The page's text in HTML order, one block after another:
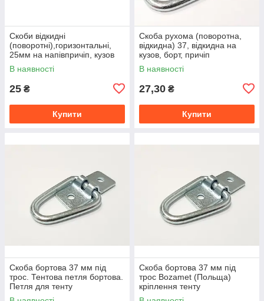
Скоби відкидні
(поворотні),горизонтальні,
25мм на напівпричіп, кузов
фури
В наявності
25 ₴
Купити
Скоба рухома (поворотна,
відкидна) 37, відкидна на
кузов, борт, причіп
В наявності
27,30 ₴
Купити
Скоба бортова 37 мм під
трос. Тентова петля бортова.
Петля для тенту
Скоба бортова 37 мм під
трос Bozamet (Польща)
кріплення тенту
горизонтальна.